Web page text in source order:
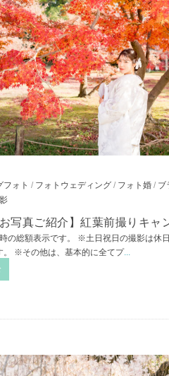
フォト / フォトウェディング/ フォト婚/ ブ
お写真ご紹介】紅葉前撮りキャ
の総額表示です。 ※土日祝日の撮影は休
。 ※その他は、基本的に全てプ...